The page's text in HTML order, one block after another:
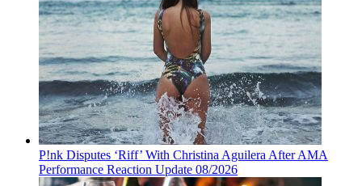
P!nk Disputes ‘Riff’ With Christina Aguilera After AMA
Performance Reaction Update 08/2026